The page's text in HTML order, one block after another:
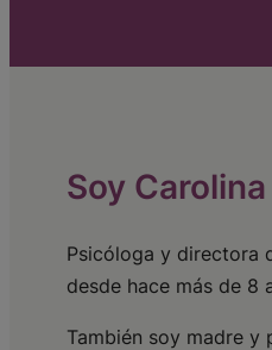
Soy
Psicóloga y directora
desde hace más de 8
También soy madre y